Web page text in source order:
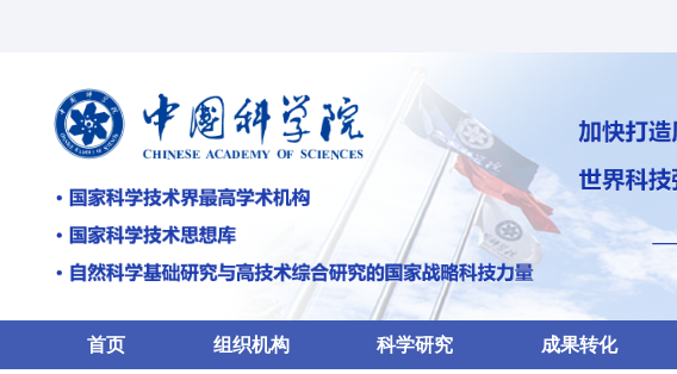
首页 组织机构 科学研究 成果转化